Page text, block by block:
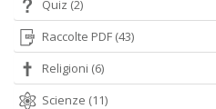
Quiz (2)
Raccolte PDF (43)
Religioni (6)
Scienze (11)